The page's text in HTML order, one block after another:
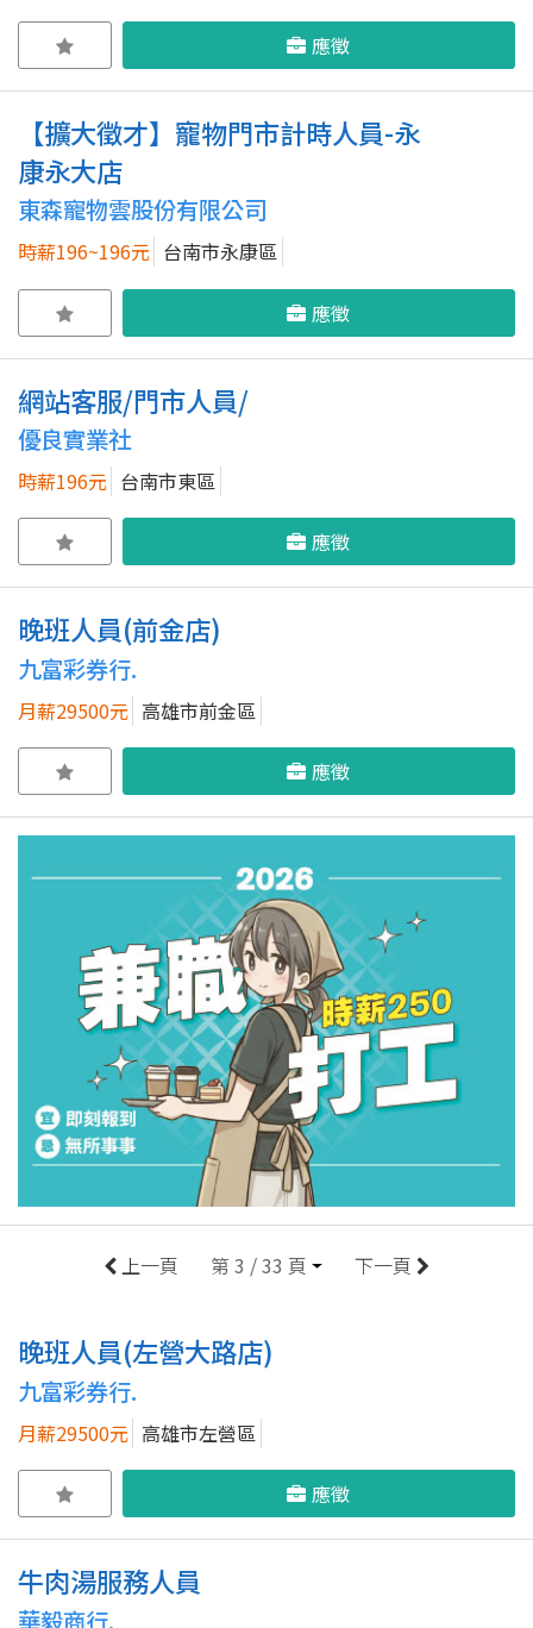
應徵
【擴大徵才】寵物門市計時人員-永
康永大店
東森寵物雲股份有限公司
時薪196~196元 台南市永康區
應徵
網站客服/門市人員/
優良實業社
時薪196元 台南市東區
應徵
晚班人員(前金店)
九富彩券行.
月薪29500元 高雄市前金區
應徵
上一頁 第 3 / 33 頁 下一頁
晚班人員(左營大路店)
九富彩券行.
月薪29500元 高雄市左營區
應徵
牛肉湯服務人員
華毅商行.